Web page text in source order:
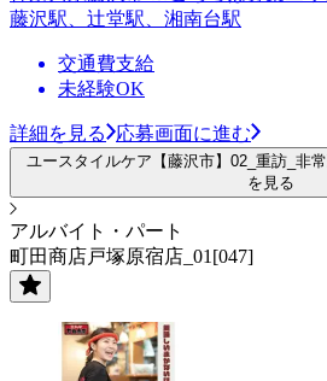
藤沢駅、辻堂駅、湘南台駅
交通費支給
未経験OK
詳細を見る 応募画面に進む
ユースタイルケア【藤沢市】02_重訪_非
を見る
アルバイト・パート
町田商店戸塚原宿店_01[047]